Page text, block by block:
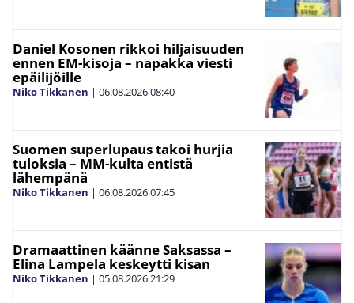
Daniel Kosonen rikkoi hiljaisuuden
ennen EM-kisoja – napakka viesti
epäilijöille
Niko Tikkanen | 06.08.202608:40
Suomen superlupaus takoi hurjia
tuloksia – MM-kulta entistä
lähempänä
Niko Tikkanen | 06.08.202607:45
Dramaattinen käänne Saksassa –
Elina Lampela keskeytti kisan
Niko Tikkanen | 05.08.202621:29